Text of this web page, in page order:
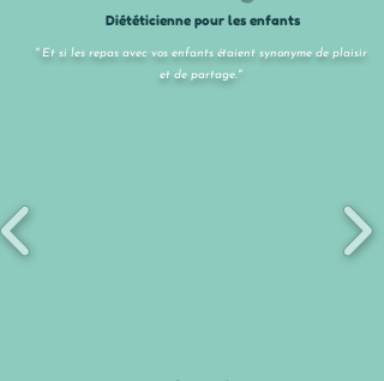
Diététicienne pour les enfants
" Et si les repas avec vos enfants étaient synonyme de plaisir
et de partage."